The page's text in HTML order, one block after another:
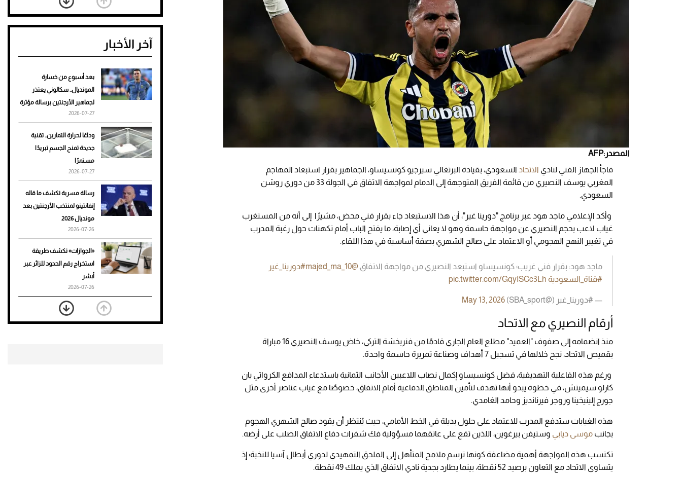
المصدر:AFP
فاجأ الجهاز الفني لنادي الاتحاد السعودي، بقيادة البرتغالي سيرجيو كونسيساو، الجماهير بقرار استبعاد المهاجم
المغربي يوسف النصيري من قائمة الفريق المتوجهة إلى الدمام لمواجهة الاتفاق في الجولة 33 من دوري روشن
السعودي.
وأكد الإعلامي ماجد هود عبر برنامج "دورينا غير"، أن هذا الاستبعاد جاء بقرار فني محض، مشيرًا إلى أنه من المستغرب
غياب لاعب بحجم النصيري عن مواجهة حاسمة وهو لا يعاني أي إصابة، ما يفتح الباب أمام تكهنات حول رغبة المدرب
في تغيير النهج الهجومي أو الاعتماد على صالح الشهري بصفة أساسية في هذا اللقاء.
ماجد هود: بقرار فني غريب؛ كونسيساو استبعد النصيري من مواجهة الاتفاق. @majed_ma_10
#دورينا_غير
#قناة_السعودية pic.twitter.com/GqyISCc3Lh
— #دورينا_غير (@SBA_sport) May 13, 2026
أرقام النصيري مع الاتحاد
منذ انضمامه إلى صفوف "العميد" مطلع العام الجاري قادمًا من فنربخشة التركي، خاض يوسف النصيري 16 مباراة
بقميص الاتحاد، نجح خلالها في تسجيل 7 أهداف وصناعة تمريرة حاسمة واحدة.
ورغم هذه الفاعلية التهديفية، فضل كونسيساو إكمال نصاب اللاعبين الأجانب الثمانية باستدعاء المدافع الكرواتي يان
كارلو سيميتش، في خطوة يبدو أنها تهدف لتأمين المناطق الدفاعية أمام الاتفاق، خصوصًا مع غياب عناصر أخرى مثل
جورج إلينيخينا وروجر فيرنانديز وحامد الغامدي.
هذه الغيابات ستدفع المدرب للاعتماد على حلول بديلة في الخط الأمامي، حيث يُنتظر أن يقود صالح الشهري الهجوم
بجانب موسى ديابي وستيفن بيرغوين، اللذين تقع على عاتقهما مسؤولية فك شفرات دفاع الاتفاق الصلب على أرضه.
تكتسب هذه المواجهة أهمية مضاعفة كونها ترسم ملامح المتأهل إلى الملحق التمهيدي لدوري أبطال آسيا للنخبة؛ إذ
يتساوى الاتحاد مع التعاون برصيد 52 نقطة، بينما يطارد بجدية نادي الاتفاق الذي يملك 49 نقطة.
نرى المستقبل من خلال
تصميماتنا.. كيف حجزت 1886
تمنحك فخامة استثنائية
هوى الأبطال
أفضل تدريج للشعر الطويل
لإطلالة جريئة وعصرية
للرجال
آخر الأخبار
بعد أسبوع من خسارة
المونديال.. سكالوني يعتذر
لجماهير الأرجنتين برسالة مؤثرة
2026-07-27
وداعًا لحرارة التمارين.. تقنية
جديدة تمنح الجسم تبريدًا
مستمرًا
2026-07-27
رسالة مسربة تكشف ما قاله
إنفانتينو لمنتخب الأرجنتين بعد
مونديال 2026
2026-07-26
«الجوازات» تكشف طريقة
استخراج رقم الحدود للزائر عبر
أبشر
2026-07-26
بعد 7 أشهر من تعرضه لحادث
مروع.. جوشوا يفوز على برينغا